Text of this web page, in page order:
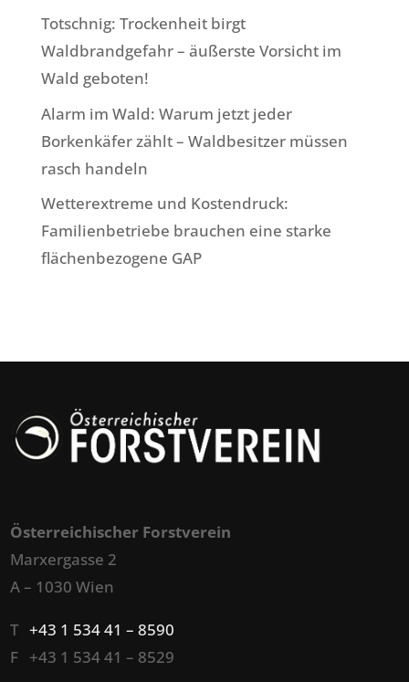
Totschnig: Trockenheit birgt
Waldbrandgefahr – äußerste Vorsicht im
Wald geboten!
Alarm im Wald: Warum jetzt jeder
Borkenkäfer zählt – Waldbesitzer müssen
rasch handeln
Wetterextreme und Kostendruck:
Familienbetriebe brauchen eine starke
flächenbezogene GAP
Österreichischer Forstverein
Marxergasse 2
A – 1030 Wien
T+43 1 534 41 – 8590
F +43 1 534 41 – 8529